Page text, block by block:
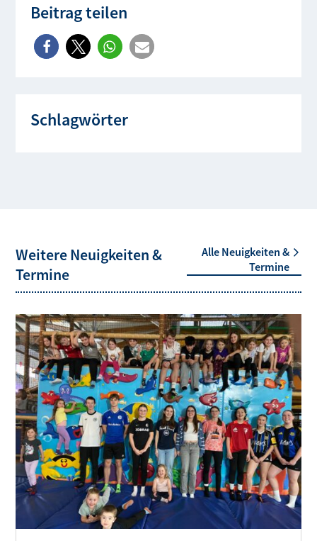
Beitrag teilen
Schlagwörter
Weitere Neuigkeiten &
Termine
Alle Neuigkeiten &
Termine